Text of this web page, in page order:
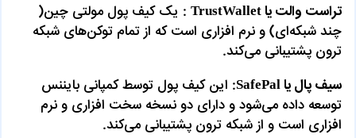
تراست والت یا TrustWallet
: یک کیف پول مولتی چین(
چند شبکه‌ای) و نرم افزاری است که از تمام توکن‌های شبکه
ترون پشتیبانی می‌کند.
سیف پال یا SafePal
: این کیف پول توسط کمپانی بایننس
توسعه داده می‌شود و دارای دو نسخه سخت افزاری و نرم
افزاری است و از شبکه ترون پشتیبانی می‌کند.